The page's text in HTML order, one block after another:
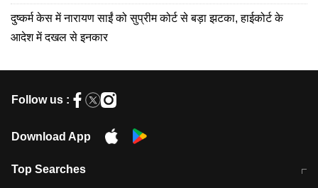
दुष्कर्म केस में नारायण साईं को सुप्रीम कोर्ट से बड़ा झटका, हाईकोर्ट के
आदेश में दखल से इनकार
Follow us :
Download App
Top Searches